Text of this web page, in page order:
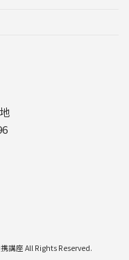
講座 All Rights Reserved.